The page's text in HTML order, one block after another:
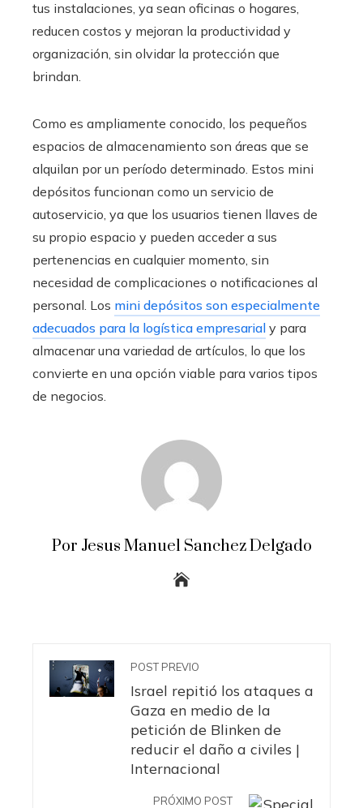
tus instalaciones, ya sean oficinas o hogares,
reducen costos y mejoran la productividad y
organización, sin olvidar la protección que
brindan.
Como es ampliamente conocido, los pequeños
espacios de almacenamiento son áreas que se
alquilan por un período determinado. Estos mini
depósitos funcionan como un servicio de
autoservicio, ya que los usuarios tienen llaves de
su propio espacio y pueden acceder a sus
pertenencias en cualquier momento, sin
necesidad de complicaciones o notificaciones al
personal. Los mini depósitos son especialmente
adecuados para la logística empresarial y para
almacenar una variedad de artículos, lo que los
convierte en una opción viable para varios tipos
de negocios.
Por Jesus Manuel Sanchez Delgado
POST PREVIO
Israel repitió los ataques a
Gaza en medio de la
petición de Blinken de
reducir el daño a civiles |
Internacional
PRÓXIMO POST